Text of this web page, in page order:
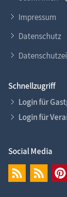
Impressum
Datenschutz
Schnellzugriff
Login für
Login für
Social Media